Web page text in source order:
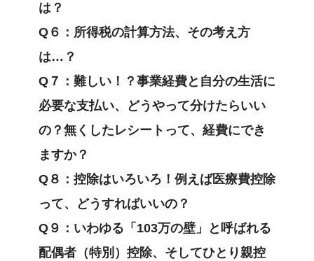
は？
Q６：所得税の計算方法、その考え方
は…？
Q７：難しい！？事業経費と自分の生活に
必要な支払い、どうやって分けたらいい
の？ 無くしたレシートって、経費にでき
ますか？
Q８：控除はいろいろ！例えば医療費控除
って、どうすればいいの？
Q９：いわゆる「103万の壁」と呼ばれる
配偶者（特別）控除、そしてひとり親控